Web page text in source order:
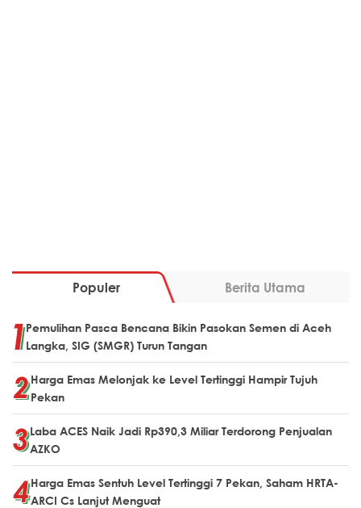
Populer Berita Utama
Pemulihan Pasca Bencana Bikin Pasokan Semen di Aceh
Langka, SIG (SMGR) Turun Tangan
Harga Emas Melonjak ke Level Tertinggi Hampir Tujuh
Pekan
Laba ACES Naik Jadi Rp390,3 Miliar Terdorong Penjualan
AZKO
Harga Emas Sentuh Level Tertinggi 7 Pekan, Saham HRTA-
ARCI Cs Lanjut Menguat